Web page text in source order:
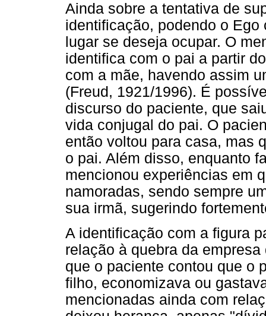
Ainda sobre a tentativa de
identificação, podendo o
lugar se deseja ocupar. O
identifica com o pai a partir
com a mãe, havendo assim
(Freud, 1921/1996). É
discurso do paciente, que
vida conjugal do pai. O
então voltou para casa, mas
o pai. Além disso, enquanto
mencionou experiências em
namoradas, sendo sempre
sua irmã, sugerindo
A identificação com a figura
relação à quebra da
que o paciente contou que o
filho, economizava ou
mencionadas ainda com